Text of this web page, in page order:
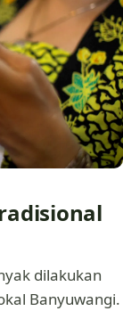
dilakukan
Banyuwangi.